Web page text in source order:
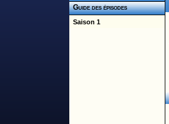
Guide des épisodes
Saison 1